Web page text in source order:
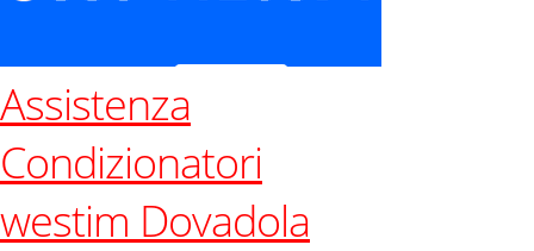
Contatti
Assistenza
Condizionatori
westim Dovadola